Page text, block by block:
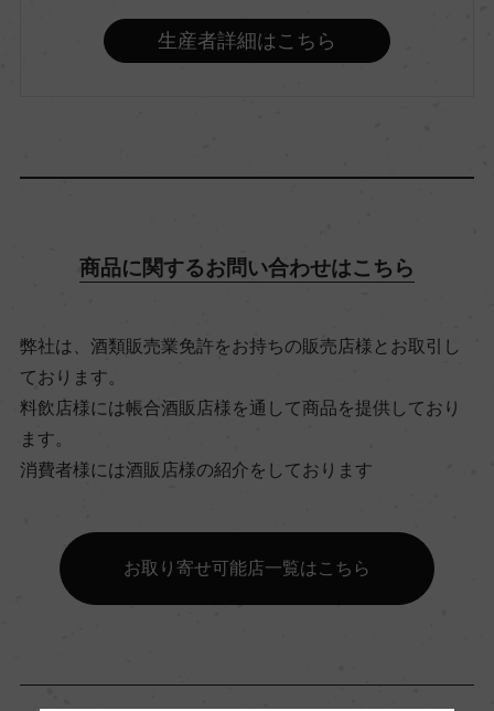
シャルドネ 100%
リュット・レゾネ
有機JAS認証
ー
コンクール入賞歴
ー
生産者詳細はこちら
商品に関するお問い合わせはこちら
弊社は、酒類販売業免許をお持ちの販売店様とお取引し
ております。
料飲店様には帳合酒販店様を通して商品を提供しており
ます。
消費者様には酒販店様の紹介をしております
お取り寄せ可能店一覧はこちら